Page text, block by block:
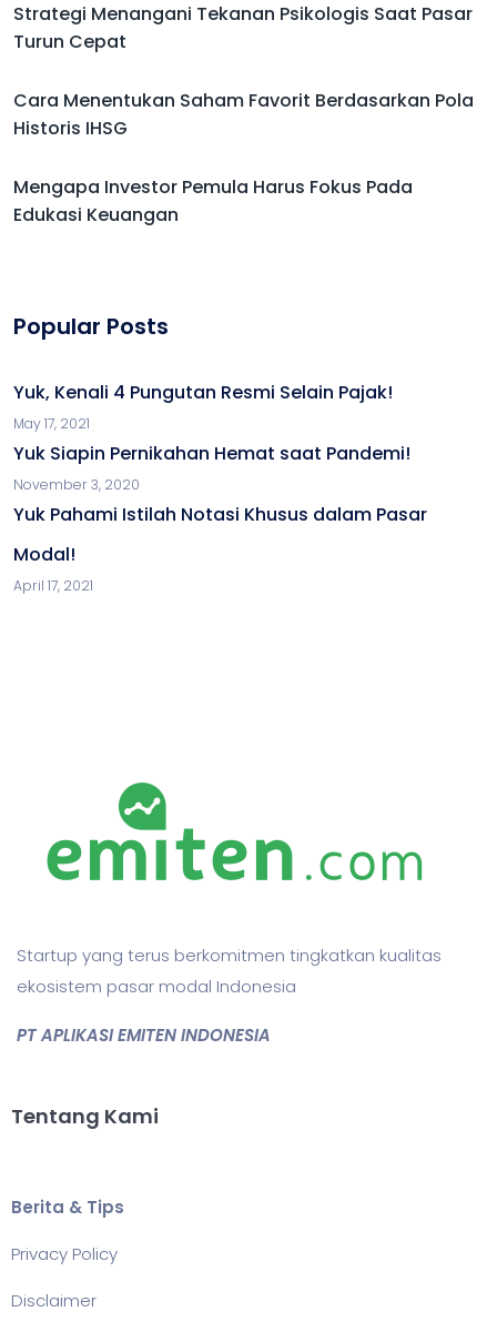
Strategi Menangani Tekanan Psikologis Saat Pasar
Turun Cepat
Cara Menentukan Saham Favorit Berdasarkan Pola
Historis IHSG
Mengapa Investor Pemula Harus Fokus Pada
Edukasi Keuangan
Popular Posts
Yuk, Kenali 4 Pungutan Resmi Selain Pajak!
May 17, 2021
Yuk Siapin Pernikahan Hemat saat Pandemi!
November 3, 2020
Yuk Pahami Istilah Notasi Khusus dalam Pasar
Modal!
April 17, 2021
Startup yang terus berkomitmen tingkatkan kualitas
ekosistem pasar modal Indonesia
PT APLIKASI EMITEN INDONESIA
Tentang Kami
Berita & Tips
Privacy Policy
Disclaimer